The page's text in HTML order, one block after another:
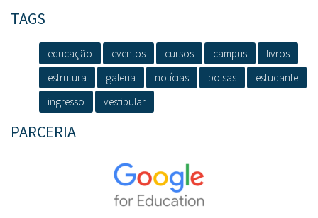
TAGS
educação eventos cursos campus
livros
estrutura
galeria notícias bolsas
estudante
ingresso
vestibular
PARCERIA